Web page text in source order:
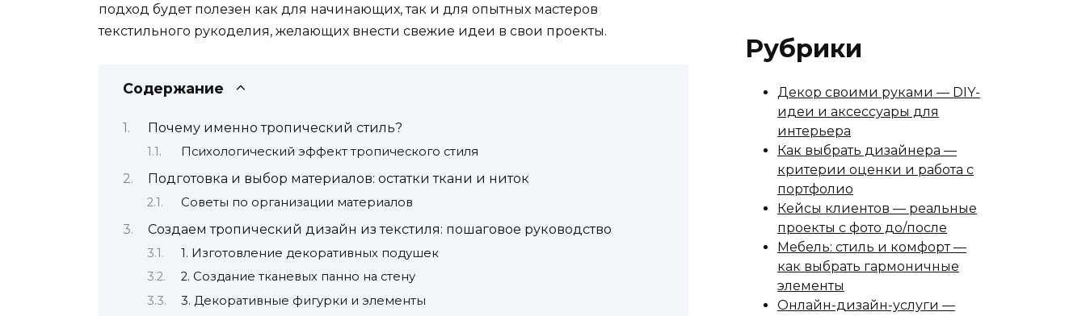
подход будет полезен как для начинающих, так и для опытных мастеров
текстильного рукоделия, желающих внести свежие идеи в свои проекты.
Содержание
Почему именно тропический стиль?
Психологический эффект тропического стиля
Подготовка и выбор материалов: остатки ткани и ниток
Советы по организации материалов
Создаем тропический дизайн из текстиля: пошаговое руководство
1. Изготовление декоративных подушек
2. Создание тканевых панно на стену
3. Декоративные фигурки и элементы
Рубрики
Декор своими руками — DIY-
идеи и аксессуары для
интерьера
Как выбрать дизайнера —
критерии оценки и работа с
портфолио
Кейсы клиентов — реальные
проекты с фото до/после
Мебель: стиль и комфорт —
как выбрать гармоничные
элементы
Онлайн-дизайн-услуги —